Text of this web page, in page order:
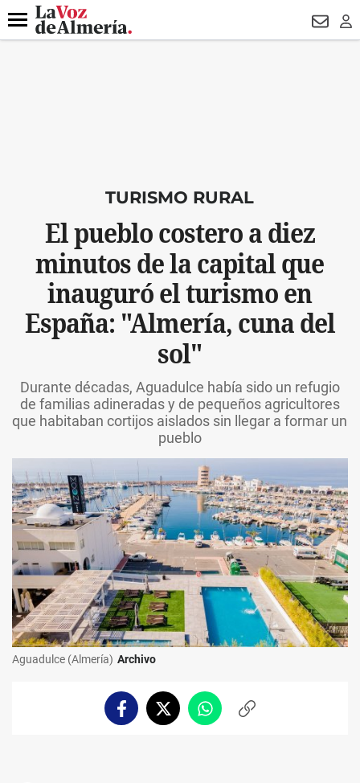
DESTACADO CONDENADOS
Menú
TURISMO RURAL
El pueblo costero a diez
minutos de la capital que
inauguró el turismo en
España: "Almería, cuna del
sol"
Durante décadas, Aguadulce había sido un refugio
de familias adineradas y de pequeños agricultores
que habitaban cortijos aislados sin llegar a formar un
pueblo
Aguadulce (Almería) Archivo
FacebookTwitterWhatsappCopiar